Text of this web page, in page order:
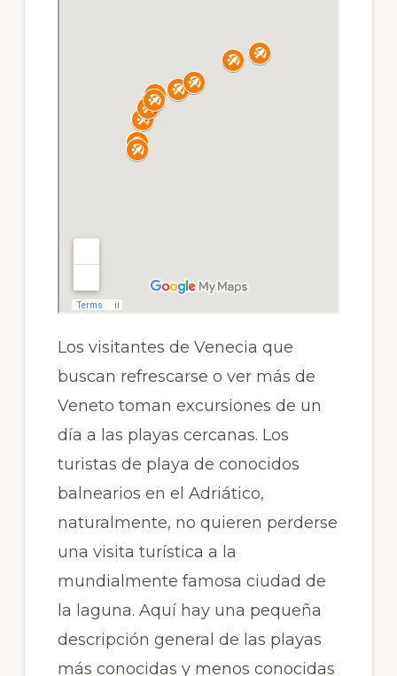
Los visitantes de Venecia que
buscan refrescarse o ver más de
Veneto toman excursiones de un
día a las playas cercanas. Los
turistas de playa de conocidos
balnearios en el Adriático,
naturalmente, no quieren perderse
una visita turística a la
mundialmente famosa ciudad de
la laguna. Aquí hay una pequeña
descripción general de las playas
más conocidas y menos conocidas